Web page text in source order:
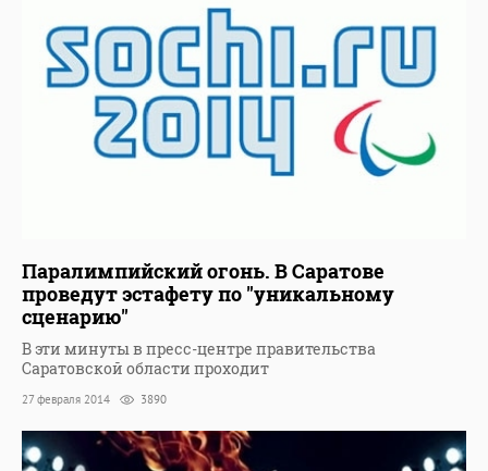
Паралимпийский огонь. В Саратове
проведут эстафету по "уникальному
сценарию"
В эти минуты в пресс-центре правительства
Саратовской области проходит
27 февраля 2014 3890